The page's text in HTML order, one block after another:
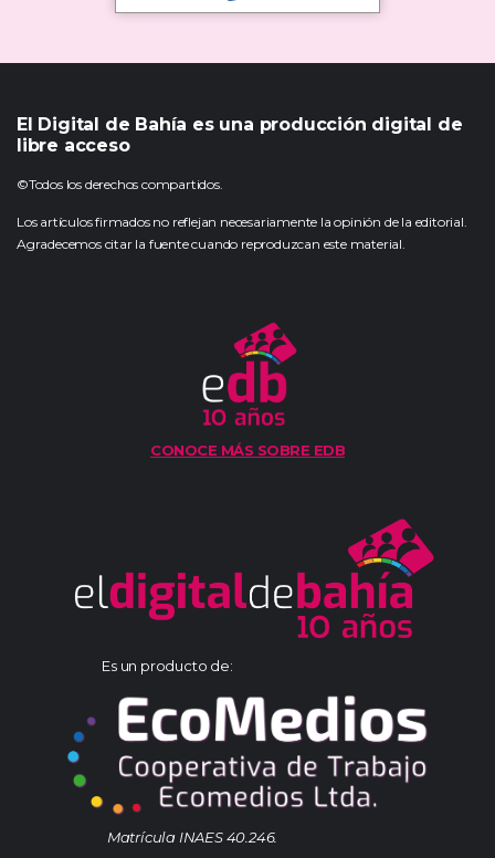
El Digital de Bahía es una producción digital de
libre acceso
©Todos los derechos compartidos.
Los artículos firmados no reflejan necesariamente la opinión de la editorial.
Agradecemos citar la fuente cuando reproduzcan este material.
CONOCE MÁS SOBRE EDB
Es un producto de:
Matrícula INAES 40.246.